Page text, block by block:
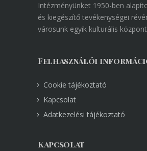
Intézményünket 1950-ben
és kiegészítő tevékenységei
városunk egyik kulturális
Felhasználói
Cookie tájékoztató
Kapcsolat
Adatkezelési tájékoztató
Kapcsolat